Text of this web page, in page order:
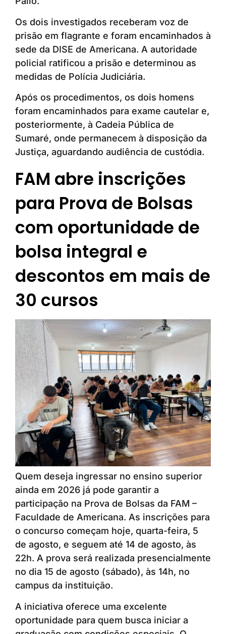
Os dois investigados receberam voz de
prisão em flagrante e foram encaminhados à
sede da DISE de Americana. A autoridade
policial ratificou a prisão e determinou as
medidas de Polícia Judiciária.
Após os procedimentos, os dois homens
foram encaminhados para exame cautelar e,
posteriormente, à Cadeia Pública de
Sumaré, onde permanecem à disposição da
Justiça, aguardando audiência de custódia.
FAM abre inscrições
para Prova de Bolsas
com oportunidade de
bolsa integral e
descontos em mais de
30 cursos
Quem deseja ingressar no ensino superior
ainda em 2026 já pode garantir a
participação na Prova de Bolsas da FAM –
Faculdade de Americana. As inscrições para
o concurso começam hoje, quarta-feira, 5
de agosto, e seguem até 14 de agosto, às
22h. A prova será realizada presencialmente
no dia 15 de agosto (sábado), às 14h, no
campus da instituição.
A iniciativa oferece uma excelente
oportunidade para quem busca iniciar a